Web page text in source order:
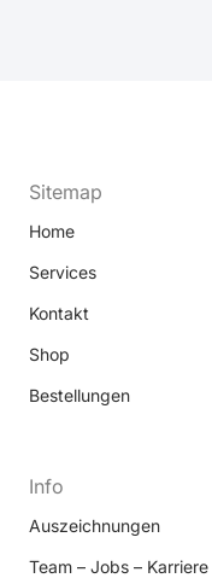
Sitemap
Home
Services
Kontakt
Shop
Bestellungen
Info
Auszeichnungen
Team – Jobs – Karriere